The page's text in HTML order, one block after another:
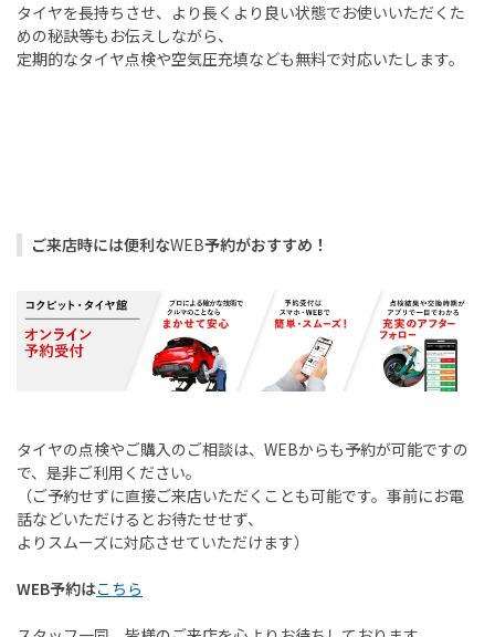
タイヤを長持ちさせ、より長くより良い状態でお使いいただくた
めの秘訣等もお伝えしながら、
定期的なタイヤ点検や空気圧充填なども無料で対応いたします。
ご来店時には便利なWEB予約がおすすめ！
タイヤの点検やご購入のご相談は、 WEBからも予約が可能ですの
で、是非ご利用ください。
（ご予約せずに直接ご来店いただくことも可能です。事前にお電
話などいただけるとお待たせせず、
よりスムーズに対応させていただけます）
WEB予約はこちら